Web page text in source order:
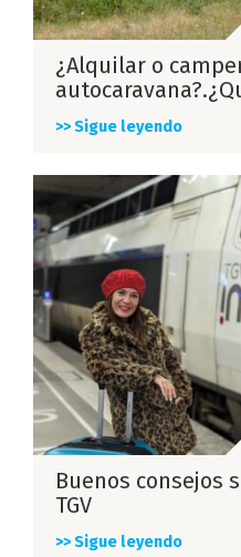
¿Alquilar o
>> Sigue leyendo
Buenos consejos
TGV
>> Sigue leyendo